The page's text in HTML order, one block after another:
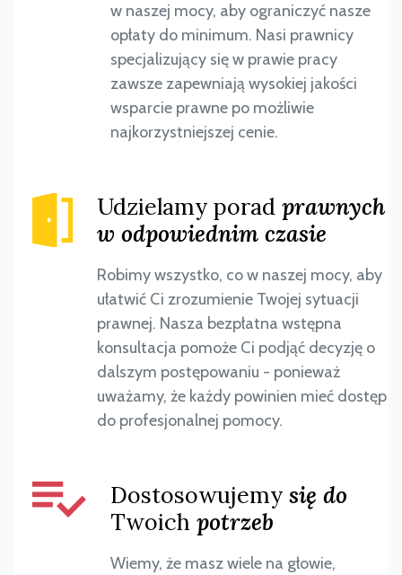
w naszej mocy, aby ograniczyć nasze
opłaty do minimum. Nasi prawnicy
specjalizujący się w prawie pracy
zawsze zapewniają wysokiej jakości
wsparcie prawne po możliwie
najkorzystniejszej cenie.
Udzielamy porad prawnych
w odpowiednim czasie
Robimy wszystko, co w naszej mocy, aby
ułatwić Ci zrozumienie Twojej sytuacji
prawnej. Nasza bezpłatna wstępna
konsultacja pomoże Ci podjąć decyzję o
dalszym postępowaniu - ponieważ
uważamy, że każdy powinien mieć dostęp
do profesjonalnej pomocy.
Dostosowujemy się do
Twoich potrzeb
Wiemy, że masz wiele na głowie,